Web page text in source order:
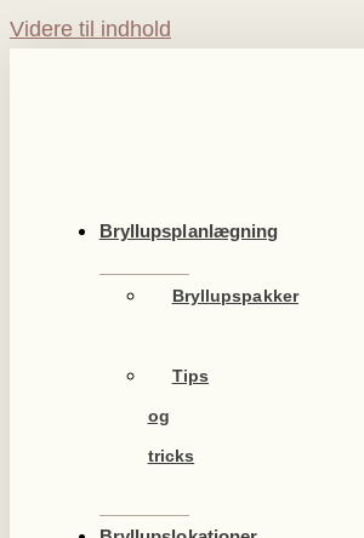
Videre til indhold
Bryllupsplanlægning
Bryllupspakker
Tips
og
tricks